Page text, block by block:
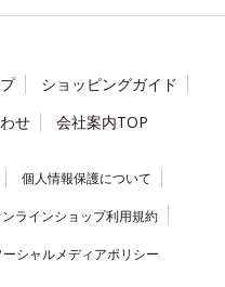
ショッピングガイド
せ
会社案内TOP
個人情報保護について
ンラインショップ利用規約
ーシャルメディアポリシー